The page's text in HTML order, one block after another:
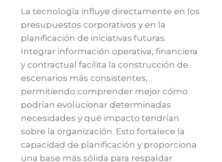
La tecnología influye directamente en los
presupuestos corporativos y en la
planificación de iniciativas futuras.
Integrar información operativa, financiera
y contractual facilita la construcción de
escenarios más consistentes,
permitiendo comprender mejor cómo
podrían evolucionar determinadas
necesidades y qué impacto tendrían
sobre la organización. Esto fortalece la
capacidad de planificación y proporciona
una base más sólida para respaldar